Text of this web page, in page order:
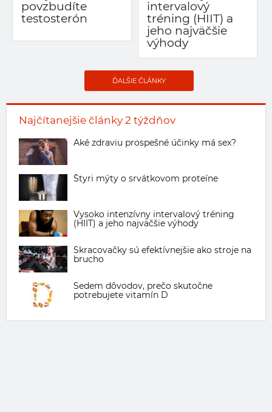
Najčítanejšie články 2 týždňov
Aké zdraviu prospešné účinky má sex?
Štyri mýty o srvátkovom proteíne
Vysoko intenzívny intervalový tréning
(HIIT) a jeho najväčšie výhody
Skracovačky sú efektívnejšie ako stroje na
brucho
Sedem dôvodov, prečo skutočne
potrebujete vitamín D
povzbudíte
testosterón
intervalový
tréning (HIIT) a
jeho najväčšie
výhody
ĎALŠIE ČLÁNKY